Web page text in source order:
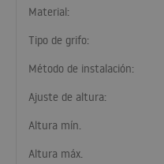
Material:
Tipo de grifo:
Método de instalación:
Ajuste de altura:
Altura mín.
Altura máx.